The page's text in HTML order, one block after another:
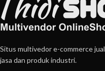
Situs multivedor e-commerce
jasa dan produk industri.